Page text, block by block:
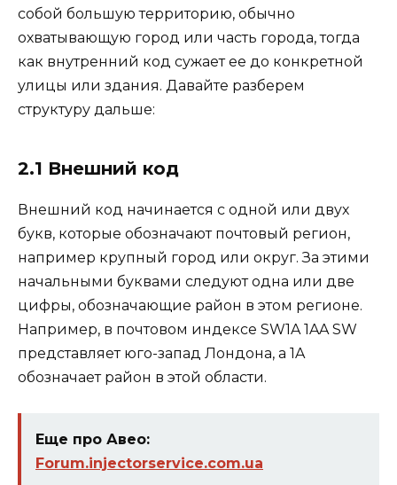
собой большую территорию, обычно
охватывающую город или часть города, тогда
как внутренний код сужает ее до конкретной
улицы или здания. Давайте разберем
структуру дальше:
2.1 Внешний код
Внешний код начинается с одной или двух
букв, которые обозначают почтовый регион,
например крупный город или округ. За этими
начальными буквами следуют одна или две
цифры, обозначающие район в этом регионе.
Например, в почтовом индексе SW1A 1AA SW
представляет юго-запад Лондона, а 1A
обозначает район в этой области.
Еще про Авео:
Forum.injectorservice.com.ua